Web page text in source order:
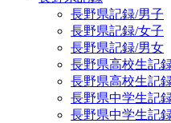
長野県記録/男子
長野県記録/女子
長野県記録/男女
長野県高校生記
長野県高校生記
長野県中学生記
長野県中学生記